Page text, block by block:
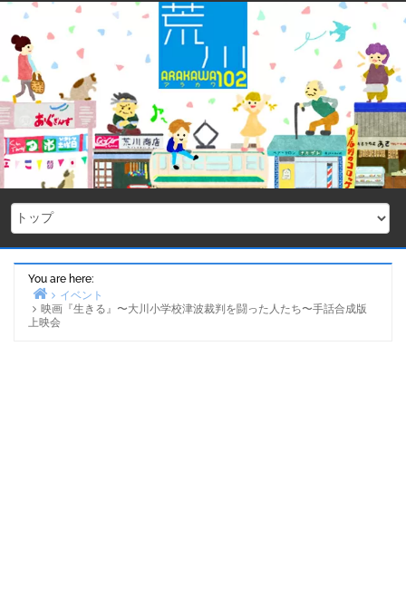
Skip
content
You are here:
Home
イベント
映画『生きる』〜大川小学校津波裁判を闘った人たち〜手話合成版
上映会